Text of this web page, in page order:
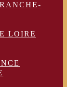
LOIRE